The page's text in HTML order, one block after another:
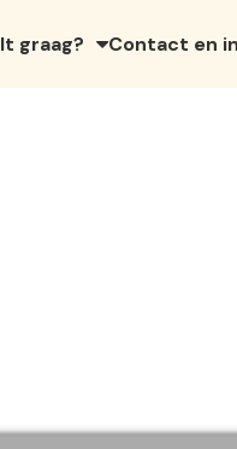
graag? Contact en